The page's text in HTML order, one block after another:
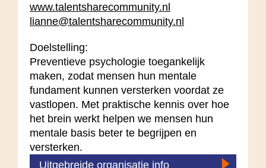
www.talentsharecommunity.nl
lianne@talentsharecommunity.nl
Doelstelling:
Preventieve psychologie toegankelijk
maken, zodat mensen hun mentale
fundament kunnen versterken voordat ze
vastlopen. Met praktische kennis over hoe
het brein werkt helpen we mensen hun
mentale basis beter te begrijpen en
versterken.
Uitgebreide organisatie info